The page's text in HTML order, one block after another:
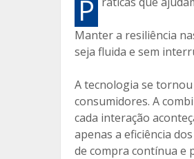
b
o
k
er l
P
Manter a resiliência
seja fluida e sem
A tecnologia se
consumidores. A
cada interação
apenas a eficiência
de compra contínua e